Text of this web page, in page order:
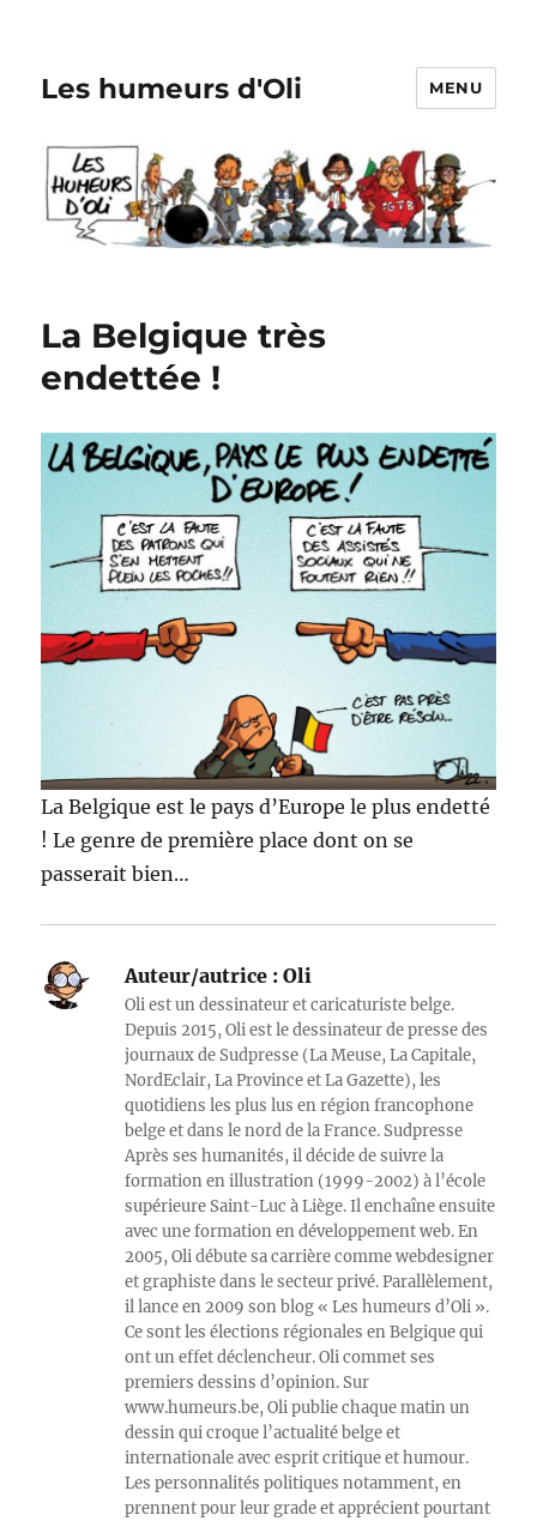
Les humeurs d'Oli MENU
La Belgique très
endettée !
La Belgique est le pays d’Europe le plus endetté
! Le genre de première place dont on se
passerait bien…
Auteur/autrice : Oli
Oli est un dessinateur et caricaturiste belge.
Depuis 2015, Oli est le dessinateur de presse des
journaux de Sudpresse (La Meuse, La Capitale,
NordEclair, La Province et La Gazette), les
quotidiens les plus lus en région francophone
belge et dans le nord de la France. Sudpresse
Après ses humanités, il décide de suivre la
formation en illustration (1999-2002) à l’école
supérieure Saint-Luc à Liège. Il enchaîne ensuite
avec une formation en développement web. En
2005, Oli débute sa carrière comme webdesigner
et graphiste dans le secteur privé. Parallèlement,
il lance en 2009 son blog « Les humeurs d’Oli ».
Ce sont les élections régionales en Belgique qui
ont un effet déclencheur. Oli commet ses
premiers dessins d’opinion. Sur
www.humeurs.be, Oli publie chaque matin un
dessin qui croque l’actualité belge et
internationale avec esprit critique et humour.
Les personnalités politiques notamment, en
prennent pour leur grade et apprécient pourtant